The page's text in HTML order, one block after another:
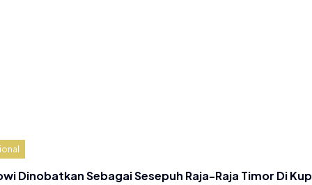
Dinobatkan Sebagai Sesepuh Raja-Raja Timor Di